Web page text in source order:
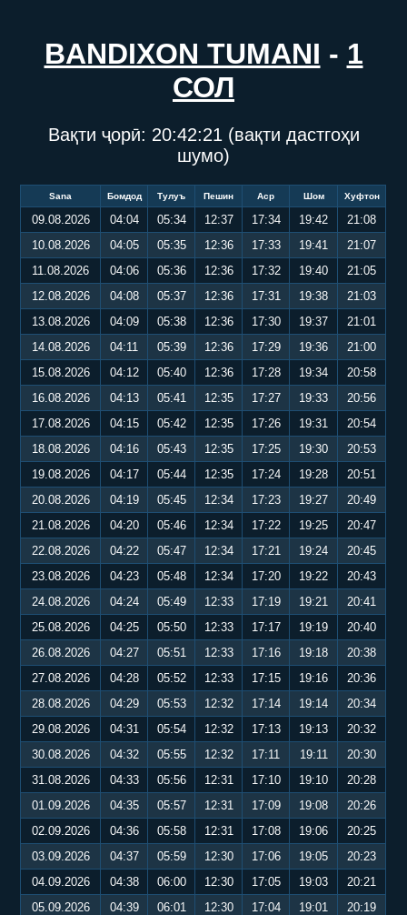
BANDIXON TUMANI - 1
СОЛ
Вақти ҷорӣ: 20:42:22 (вақти дастгоҳи
шумо)
Sana Бомдод Тулуъ Пешин Аср Шом Хуфтон
09.08.2026 04:04 05:34 12:37 17:34 19:42
21:08
10.08.2026
04:05 05:35 12:36 17:33 19:41
21:07
11.08.2026
04:06 05:36 12:36 17:32 19:40
21:05
12.08.2026
04:08 05:37 12:36 17:31 19:38
21:03
13.08.2026
04:09 05:38 12:36 17:30 19:37
21:01
14.08.2026
04:11 05:39 12:36 17:29 19:36
21:00
15.08.2026
04:12 05:40 12:36 17:28 19:34
20:58
16.08.2026
04:13 05:41 12:35 17:27 19:33
20:56
17.08.2026
04:15 05:42 12:35 17:26 19:31
20:54
18.08.2026
04:16 05:43 12:35 17:25 19:30
20:53
19.08.2026
04:17 05:44 12:35 17:24 19:28
20:51
20.08.2026
04:19 05:45 12:34 17:23 19:27
20:49
21.08.2026
04:20 05:46 12:34 17:22 19:25
20:47
22.08.2026
04:22 05:47 12:34 17:21 19:24
20:45
23.08.2026
04:23 05:48 12:34 17:20 19:22
20:43
24.08.2026
04:24 05:49 12:33 17:19 19:21
20:41
25.08.2026
04:25 05:50 12:33 17:17 19:19
20:40
26.08.2026
04:27 05:51 12:33 17:16 19:18
20:38
27.08.2026
04:28 05:52 12:33 17:15 19:16
20:36
28.08.2026
04:29 05:53 12:32 17:14 19:14
20:34
29.08.2026
04:31 05:54 12:32 17:13 19:13
20:32
30.08.2026
04:32 05:55 12:32 17:11 19:11
20:30
31.08.2026
04:33 05:56 12:31 17:10 19:10
20:28
01.09.2026
04:35 05:57 12:31 17:09 19:08
20:26
02.09.2026
04:36 05:58 12:31 17:08 19:06
20:25
03.09.2026
04:37 05:59 12:30 17:06 19:05
20:23
04.09.2026
04:38 06:00 12:30 17:05 19:03
20:21
05.09.2026
04:39 06:01 12:30 17:04 19:01
20:19